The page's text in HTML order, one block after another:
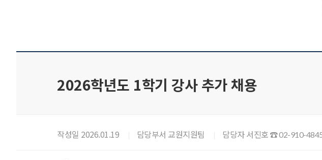
2026학년도 1학기 강사 추가 채용
작성일 2026.01.19 담당부서 교원지원팀 담당자 서진호 ☎ 02-910-